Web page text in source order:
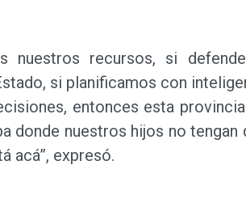
nuestros recursos, si
si planificamos con
entonces esta
donde nuestros hijos no tengan
acá”, expresó.